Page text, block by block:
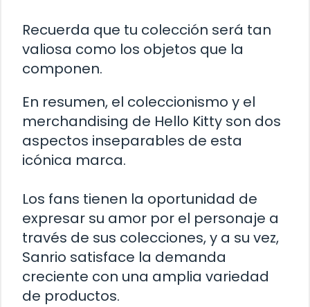
Recuerda que tu colección será tan
valiosa como los objetos que la
componen.
En resumen, el coleccionismo y el
merchandising de Hello Kitty son dos
aspectos inseparables de esta
icónica marca.
Los fans tienen la oportunidad de
expresar su amor por el personaje a
través de sus colecciones, y a su vez,
Sanrio satisface la demanda
creciente con una amplia variedad
de productos.